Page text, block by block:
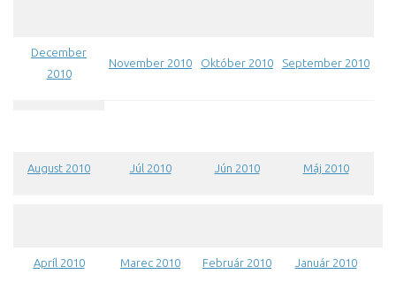
December
2010
November 2010 Október 2010 September 2010
August 2010 Júl 2010 Jún 2010 Máj 2010
Apríl 2010 Marec 2010 Február 2010 Január 2010